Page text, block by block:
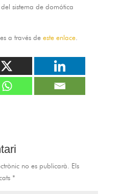
sistema de domótica
a través de este enlace.
no es publicarà.
Els
*